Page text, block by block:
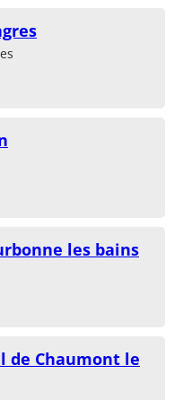
les bains
de Chaumont le